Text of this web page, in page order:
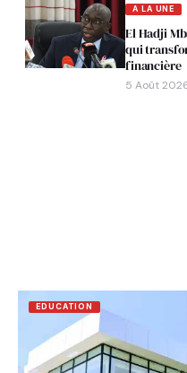
A LA UNE
El Hadji
qui
financière
5 Août
EDUCATION